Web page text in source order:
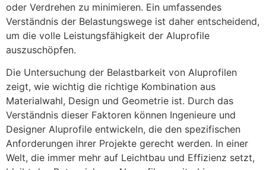
oder Verdrehen zu minimieren. Ein umfassendes
Verständnis der Belastungswege ist daher entscheidend,
um die volle Leistungsfähigkeit der Aluprofile
auszuschöpfen.
Die Untersuchung der Belastbarkeit von Aluprofilen
zeigt, wie wichtig die richtige Kombination aus
Materialwahl, Design und Geometrie ist. Durch das
Verständnis dieser Faktoren können Ingenieure und
Designer Aluprofile entwickeln, die den spezifischen
Anforderungen ihrer Projekte gerecht werden. In einer
Welt, die immer mehr auf Leichtbau und Effizienz setzt,